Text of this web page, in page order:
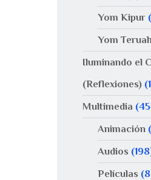
Yom Kipur
Yom Teruah
Iluminando el
(Reflexiones)
Multimedia
Animación
Audios
Películas